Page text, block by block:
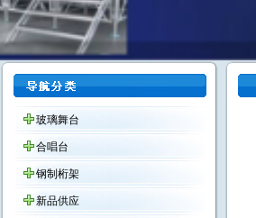
玻璃舞台
合唱台
钢制桁架
新品供应